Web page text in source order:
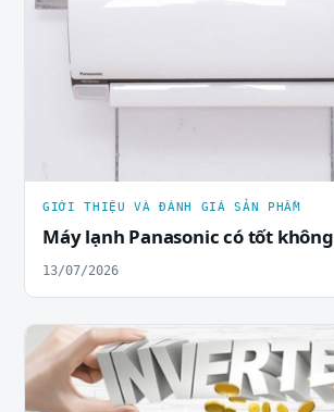
GIỚI THIỆU VÀ ĐÁNH GIÁ SẢN PHẨM
Máy lạnh Panasonic có tốt không
13/07/2026